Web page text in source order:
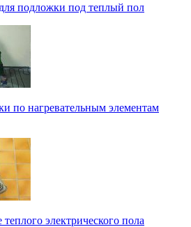
подложки под теплый пол
по нагревательным элементам
электрического пола